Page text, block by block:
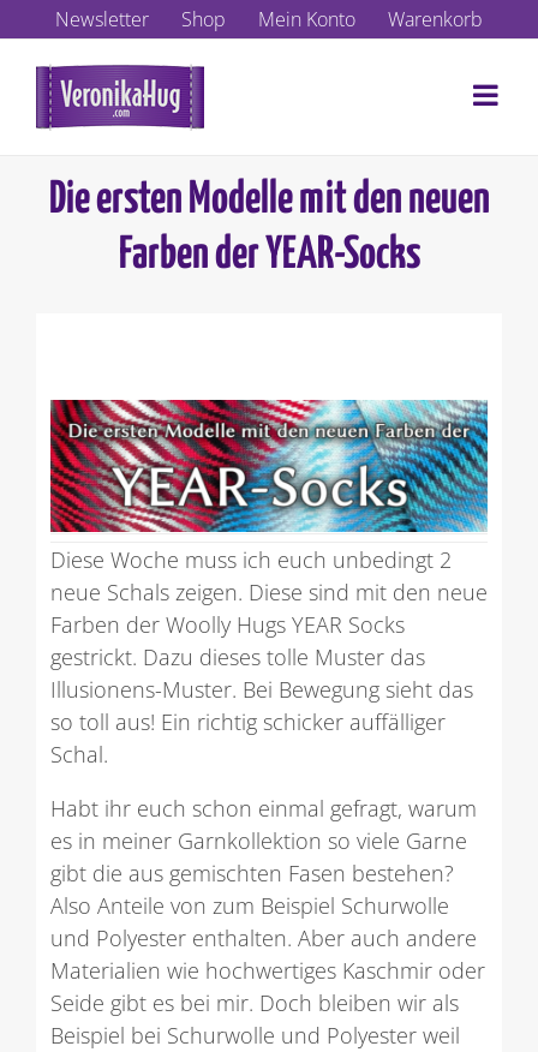
Inhalt
springen
Newsletter Shop Mein Konto Warenkorb
Die ersten Modelle mit den neuen
Farben der YEAR-Socks
Diese Woche muss ich euch unbedingt 2
neue Schals zeigen. Diese sind mit den neue
Farben der Woolly Hugs YEAR Socks
gestrickt. Dazu dieses tolle Muster das
Illusionens-Muster. Bei Bewegung sieht das
so toll aus! Ein richtig schicker auffälliger
Schal.
Habt ihr euch schon einmal gefragt, warum
es in meiner Garnkollektion so viele Garne
gibt die aus gemischten Fasen bestehen?
Also Anteile von zum Beispiel Schurwolle
und Polyester enthalten. Aber auch andere
Materialien wie hochwertiges Kaschmir oder
Seide gibt es bei mir. Doch bleiben wir als
Beispiel bei Schurwolle und Polyester weil